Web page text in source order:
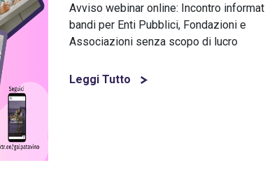
Avviso webinar online: Incontro
bandi per Enti Pubblici, Fondazioni e
Associazioni senza scopo di lucro
Leggi Tutto